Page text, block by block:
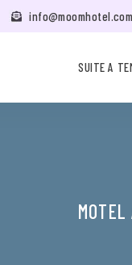
info@moomhotel.com
SUITE A